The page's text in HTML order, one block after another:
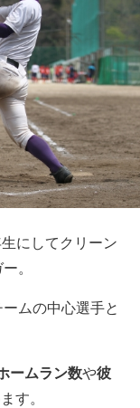
にしてクリーン
。
ムの中心選手と
ームラン数や彼
す。